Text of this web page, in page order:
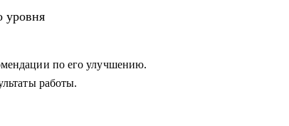
уровня
по его улучшению.
работы.